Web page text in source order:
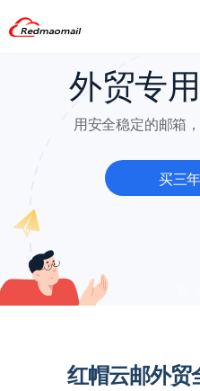
外贸专
用安全稳定的邮箱
买三
红帽云邮外贸